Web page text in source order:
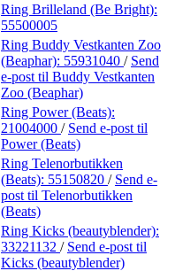
Ring Brilleland (Be Bright):
55500005
Ring Buddy Vestkanten Zoo
(Beaphar): 55931040 / Send
e-post til Buddy Vestkanten
Zoo (Beaphar)
Ring Power (Beats):
21004000 / Send e-post til
Power (Beats)
Ring Telenorbutikken
(Beats): 55150820 / Send e-
post til Telenorbutikken
(Beats)
Ring Kicks (beautyblender):
33221132 / Send e-post til
Kicks (beautyblender)